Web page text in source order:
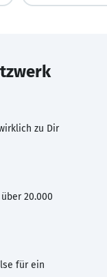
zu Dir
20.000
für ein